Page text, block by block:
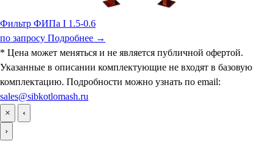
Фильтр ФИПа I 1.5-0.6
по запросу Подробнее →
* Цена может меняться и не является публичной офертой.
Указанные в описании комплектующие не входят в базовую
комплектацию. Подробности можно узнать по email:
sales@sibkotlomash.ru
×
‹
›